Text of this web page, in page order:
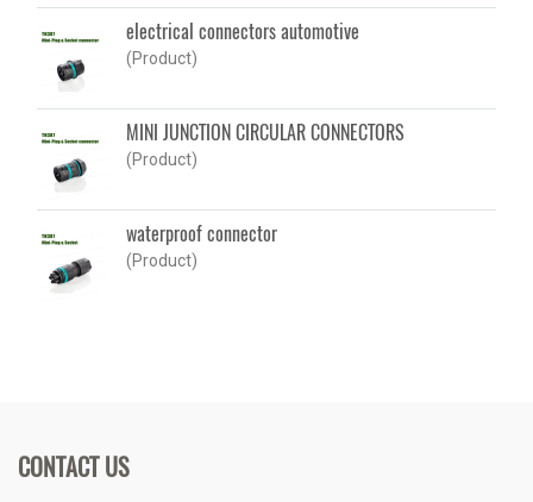
electrical connectors automotive
(Product)
MINI JUNCTION CIRCULAR CONNECTORS
(Product)
waterproof connector
(Product)
CONTACT US